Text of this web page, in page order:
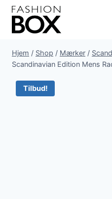
Fortsæt
indhold
Hjem / Shop / Mærker /
Scandinavian Edition Mens
Tilbud!